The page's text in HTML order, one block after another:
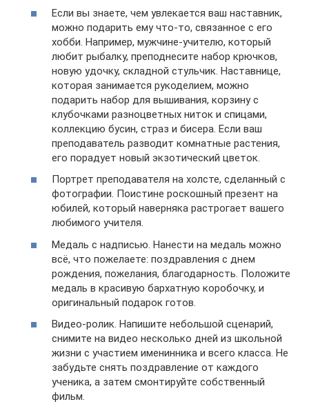
Если вы знаете, чем увлекается ваш наставник,
можно подарить ему что-то, связанное с его
хобби. Например, мужчине-учителю, который
любит рыбалку, преподнесите набор крючков,
новую удочку, складной стульчик. Наставнице,
которая занимается рукоделием, можно
подарить набор для вышивания, корзину с
клубочками разноцветных ниток и спицами,
коллекцию бусин, страз и бисера. Если ваш
преподаватель разводит комнатные растения,
его порадует новый экзотический цветок.
Портрет преподавателя на холсте, сделанный с
фотографии. Поистине роскошный презент на
юбилей, который наверняка растрогает вашего
любимого учителя.
Медаль с надписью. Нанести на медаль можно
всё, что пожелаете: поздравления с днем
рождения, пожелания, благодарность. Положите
медаль в красивую бархатную коробочку, и
оригинальный подарок готов.
Видео-ролик. Напишите небольшой сценарий,
снимите на видео несколько дней из школьной
жизни с участием именинника и всего класса. Не
забудьте снять поздравление от каждого
ученика, а затем смонтируйте собственный
фильм.